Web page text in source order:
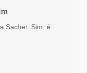
Sacher. Sim, é